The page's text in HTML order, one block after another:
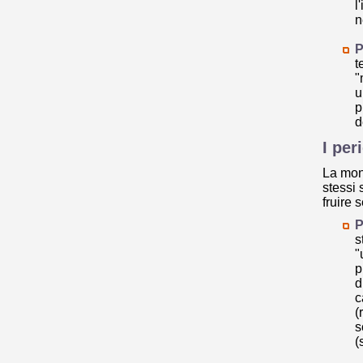
I
La
stessi
fruire